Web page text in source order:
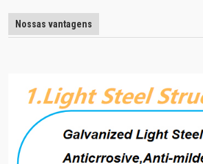
Nossas vantagens